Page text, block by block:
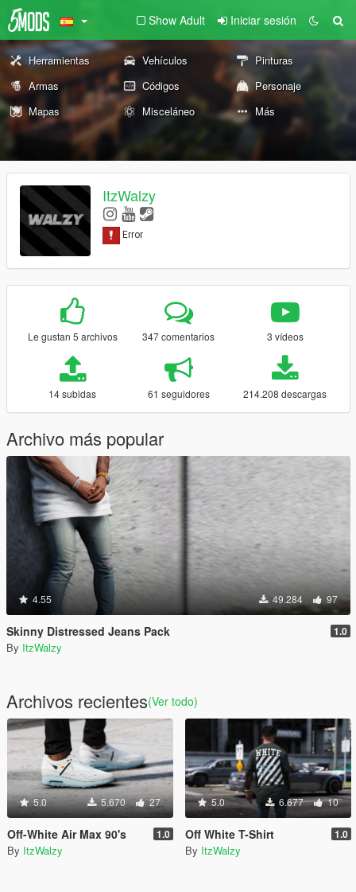
Show Adult Iniciar sesión
Herramientas Vehículos
Pinturas
Armas
Códigos
Personaje
Mapas
Misceláneo Más
ItzWalzy
Le gustan 5 archivos 347 comentarios 3 vídeos
14 subidas 61 seguidores 214.208 descargas
Archivo más popular
4.55 49.284 97
Skinny Distressed Jeans Pack 1.0
By ItzWalzy
Archivos recientes(Ver todo)
5.0 5.670 27
Off-White Air Max 90's 1.0
By ItzWalzy
5.0 6.677 10
Off White T-Shirt 1.0
By ItzWalzy